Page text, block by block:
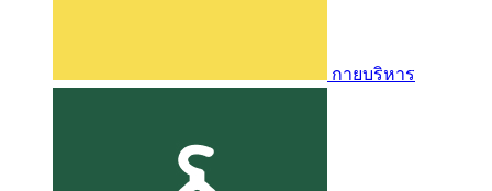
กายบริหาร